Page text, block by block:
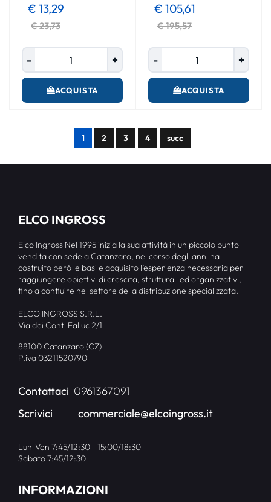
€ 23,73
€ 13,29
ACQUISTA
€ 195,57
€ 105,61
ACQUISTA
1 2 3 4 succ
ELCO INGROSS
Elco Ingross Nel 1995 inizia la sua attività in un piccolo punto
vendita con sede a Catanzaro, nel corso degli anni ha
costruito però le basi e acquisito l’esperienza necessaria per
raggiungere obiettivi di crescita, strutturali ed organizzativi,
fino a confluire nel settore della distribuzione specializzata.
ELCO INGROSS S.R.L.
Via dei Conti Falluc 2/1
88100 Catanzaro (CZ)
P.iva 03211520790
Contattaci 0961367091
Scrivici
commerciale@elcoingross.it
Lun-Ven 7:45/12:30 - 15:00/18:30
Sabato 7:45/12:30
INFORMAZIONI